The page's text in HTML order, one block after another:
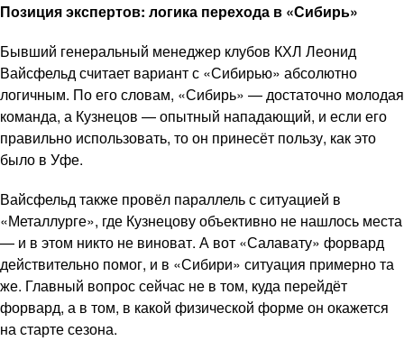
Позиция экспертов: логика перехода в «Сибирь»
Бывший генеральный менеджер клубов КХЛ Леонид
Вайсфельд считает вариант с «Сибирью» абсолютно
логичным. По его словам, «Сибирь» — достаточно молодая
команда, а Кузнецов — опытный нападающий, и если его
правильно использовать, то он принесёт пользу, как это
было в Уфе.
Вайсфельд также провёл параллель с ситуацией в
«Металлурге», где Кузнецову объективно не нашлось места
— и в этом никто не виноват. А вот «Салавату» форвард
действительно помог, и в «Сибири» ситуация примерно та
же. Главный вопрос сейчас не в том, куда перейдёт
форвард, а в том, в какой физической форме он окажется
на старте сезона.